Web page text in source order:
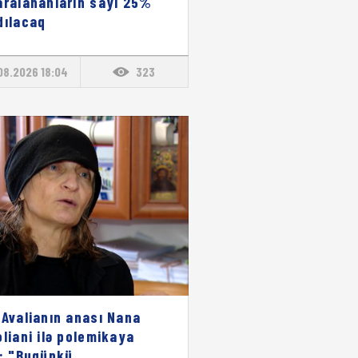
18:04 323
anası Nana
ilə polemikaya